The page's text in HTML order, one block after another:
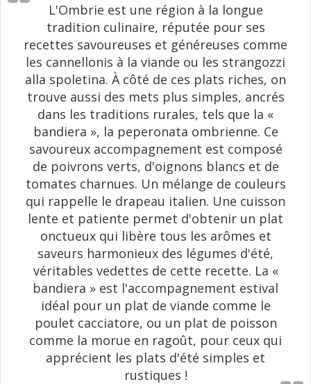
L'Ombrie est une région à la longue
tradition culinaire, réputée pour ses
recettes savoureuses et généreuses comme
les cannellonis à la viande ou les strangozzi
alla spoletina. À côté de ces plats riches, on
trouve aussi des mets plus simples, ancrés
dans les traditions rurales, tels que la «
bandiera », la peperonata ombrienne. Ce
savoureux accompagnement est composé
de poivrons verts, d'oignons blancs et de
tomates charnues. Un mélange de couleurs
qui rappelle le drapeau italien. Une cuisson
lente et patiente permet d'obtenir un plat
onctueux qui libère tous les arômes et
saveurs harmonieux des légumes d'été,
véritables vedettes de cette recette. La «
bandiera » est l'accompagnement estival
idéal pour un plat de viande comme le
poulet cacciatore, ou un plat de poisson
comme la morue en ragoût, pour ceux qui
apprécient les plats d'été simples et
rustiques !